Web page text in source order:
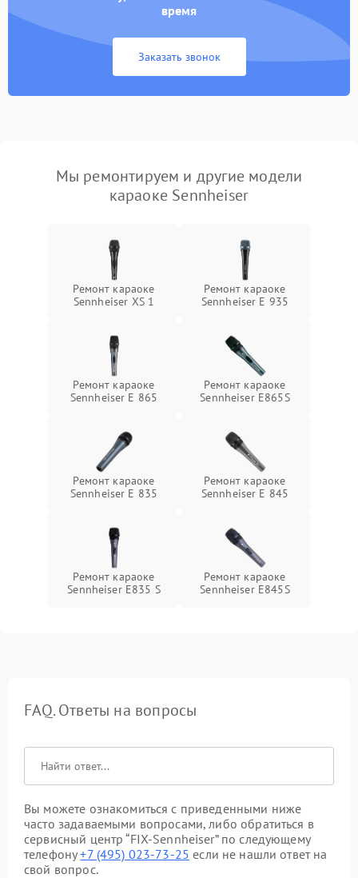
время
Заказать звонок
Мы ремонтируем и другие модели
караоке Sennheiser
Ремонт караоке
Sennheiser XS 1
Ремонт караоке
Sennheiser E 935
Ремонт караоке
Sennheiser E 865
Ремонт караоке
Sennheiser E865S
Ремонт караоке
Sennheiser E 835
Ремонт караоке
Sennheiser E 845
Ремонт караоке
Sennheiser E835 S
Ремонт караоке
Sennheiser E845S
FAQ. Ответы на вопросы
Вы можете ознакомиться с приведенными ниже
часто задаваемыми вопросами, либо обратиться в
сервисный центр “FIX-Sennheiser” по следующему
телефону+7 (495) 023-73-25 если не нашли ответ на
свой вопрос.